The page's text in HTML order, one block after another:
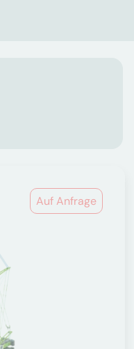
Auf Anfrage